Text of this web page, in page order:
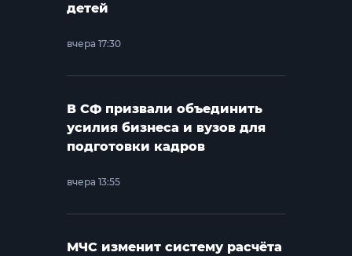
детей
вчера 17:30
В СФ призвали объединить
усилия бизнеса и вузов для
подготовки кадров
вчера 13:55
МЧС изменит систему расчёта